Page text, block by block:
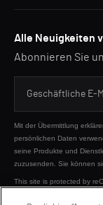
Alle Neuigkeiten
Abonnieren Sie
Mit der Übermittlung
persönlichen Daten
seine Produkte und
zuzusenden. Sie können
This site is protected by